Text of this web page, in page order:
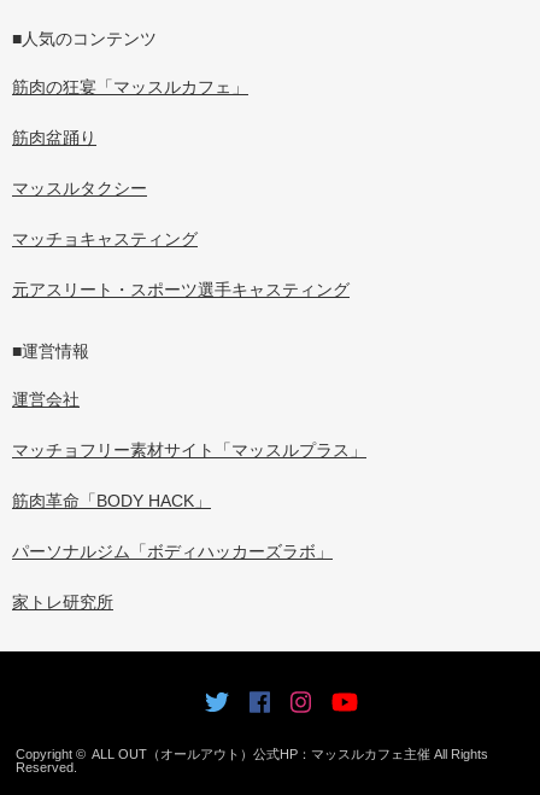
■人気のコンテンツ
筋肉の狂宴「マッスルカフェ」
筋肉盆踊り
マッスルタクシー
マッチョキャスティング
元アスリート・スポーツ選手キャスティング
■運営情報
運営会社
マッチョフリー素材サイト「マッスルプラス」
筋肉革命「BODY HACK」
パーソナルジム「ボディハッカーズラボ」
家トレ研究所
Copyright ©ALL OUT（オールアウト）公式HP：マッスルカフェ主催 All Rights
Reserved.